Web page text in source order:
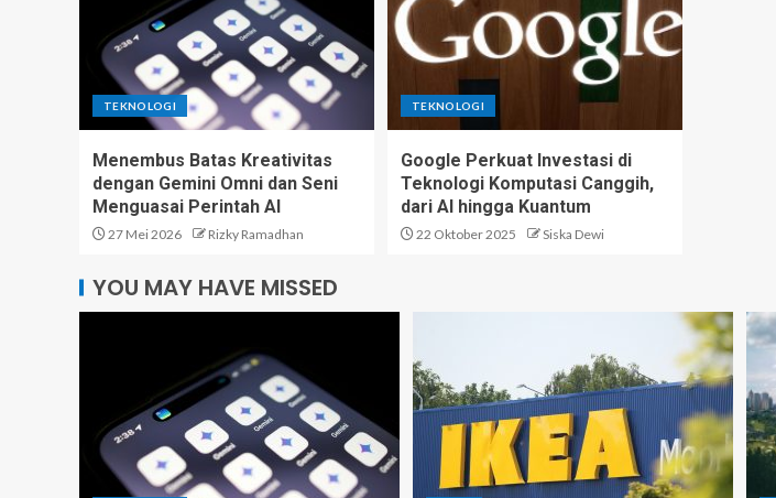
TEKNOLOGI
Menembus Batas Kreativitas
dengan Gemini Omni dan Seni
Menguasai Perintah AI
27 Mei 2026 Rizky Ramadhan
TEKNOLOGI
Google Perkuat Investasi di
Teknologi Komputasi Canggih,
dari AI hingga Kuantum
22 Oktober 2025 Siska Dewi
YOU MAY HAVE MISSED